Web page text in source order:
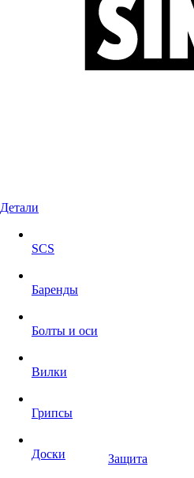
Детали
SCS
Баренды
Болты и оси
Вилки
Грипсы
Доски Защита